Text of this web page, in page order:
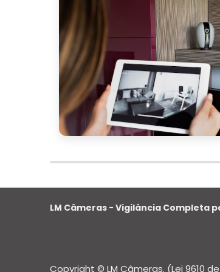
equipamentos modernos e
como acesso remoto,
tecnologia de ponta não
proporciona maior
O nível de suporte oferecido
atendimento ao cliente 24
contínuo. Isso garante que
interrupções e garantindo a
encontrar uma solução
de cancelamento, para evitar
Ao seguir essas
LM Câmeras - Vigilância Completa
Copyright © LM Câmeras. (Lei 9610